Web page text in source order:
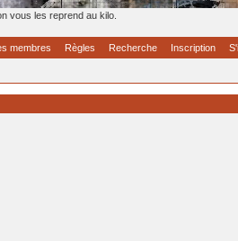
vous les reprend au kilo.
membres Règles Recherche Inscription